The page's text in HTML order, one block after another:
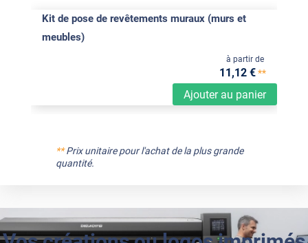
Kit de pose de revêtements muraux (murs et
meubles)
Ajouter au panier
à partir de
11,12 €**
**Prix unitaire pour l'achat de la plus grande
quantité.